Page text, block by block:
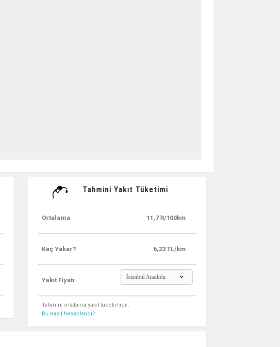
Tahmini Yakıt Tüketimi
Ortalama 11,7 lt/100km
Kaç Yakar? 6,23 TL/km
Yakıt Fiyatı İstanbul Anadolu
Tahmini ortalama yakıt tüketimidir.
Bu nasıl hesaplandı?